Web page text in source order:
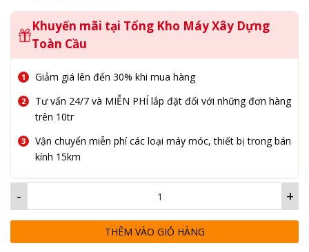
Khuyến mãi tại Tổng Kho Máy Xây Dựng
Toàn Cầu
Giảm giá lên đến 30% khi mua hàng
Tư vấn 24/7 và MIỄN PHÍ lắp đặt đối với những đơn hàng
trên 10tr
Vận chuyển miễn phí các loại máy móc, thiết bị trong bán
kính 15km
+
-
THÊM VÀO GIỎ HÀNG